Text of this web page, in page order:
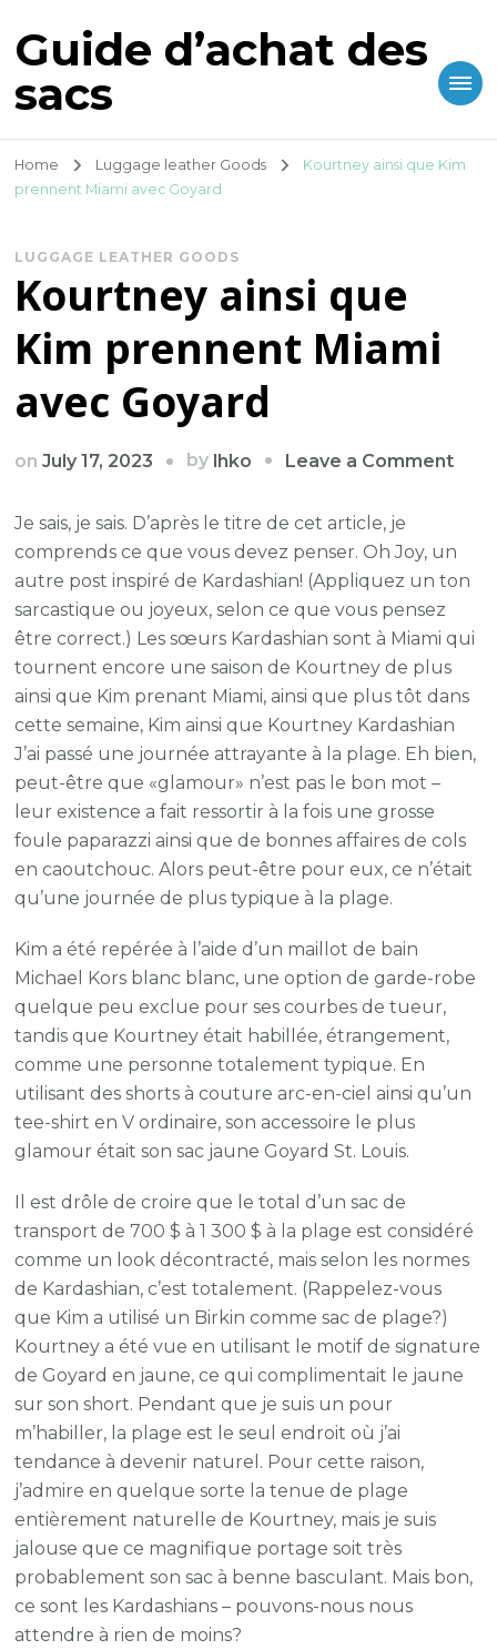
Guide d’achat des
sacs
Home Luggage leather Goods
Kourtney ainsi que Kim
prennent Miami avec Goyard
LUGGAGE LEATHER GOODS
Kourtney ainsi que
Kim prennent Miami
avec Goyard
onJuly 17, 2023 by lhko Leave a Commenton
que
Kim
Je sais, je sais. D’après le titre de cet article, je
comprends ce que vous devez penser. Oh Joy, un
autre post inspiré de Kardashian! (Appliquez un ton
sarcastique ou joyeux, selon ce que vous pensez
être correct.) Les sœurs Kardashian sont à Miami qui
tournent encore une saison de Kourtney de plus
ainsi que Kim prenant Miami, ainsi que plus tôt dans
cette semaine, Kim ainsi que Kourtney Kardashian
J’ai passé une journée attrayante à la plage. Eh bien,
peut-être que «glamour» n’est pas le bon mot –
leur existence a fait ressortir à la fois une grosse
foule paparazzi ainsi que de bonnes affaires de cols
en caoutchouc. Alors peut-être pour eux, ce n’était
qu’une journée de plus typique à la plage.
Kim a été repérée à l’aide d’un maillot de bain
Michael Kors blanc blanc, une option de garde-robe
quelque peu exclue pour ses courbes de tueur,
tandis que Kourtney était habillée, étrangement,
comme une personne totalement typique. En
utilisant des shorts à couture arc-en-ciel ainsi qu’un
tee-shirt en V ordinaire, son accessoire le plus
glamour était son sac jaune Goyard St. Louis.
Il est drôle de croire que le total d’un sac de
transport de 700 $ à 1 300 $ à la plage est considéré
comme un look décontracté, mais selon les normes
de Kardashian, c’est totalement. (Rappelez-vous
que Kim a utilisé un Birkin comme sac de plage?)
Kourtney a été vue en utilisant le motif de signature
de Goyard en jaune, ce qui complimentait le jaune
sur son short. Pendant que je suis un pour
m’habiller, la plage est le seul endroit où j’ai
tendance à devenir naturel. Pour cette raison,
j’admire en quelque sorte la tenue de plage
entièrement naturelle de Kourtney, mais je suis
jalouse que ce magnifique portage soit très
probablement son sac à benne basculant. Mais bon,
ce sont les Kardashians – pouvons-nous nous
attendre à rien de moins?